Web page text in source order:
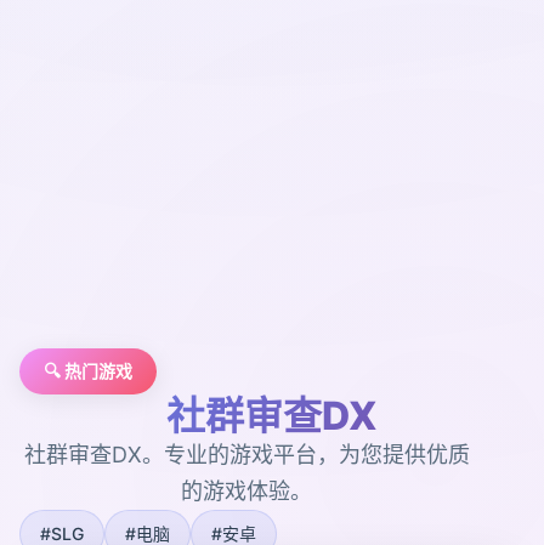
🔍 热门游戏
社群审查DX
社群审查DX。专业的游戏平台，为您提供优质
的游戏体验。
#SLG #电脑 #安卓